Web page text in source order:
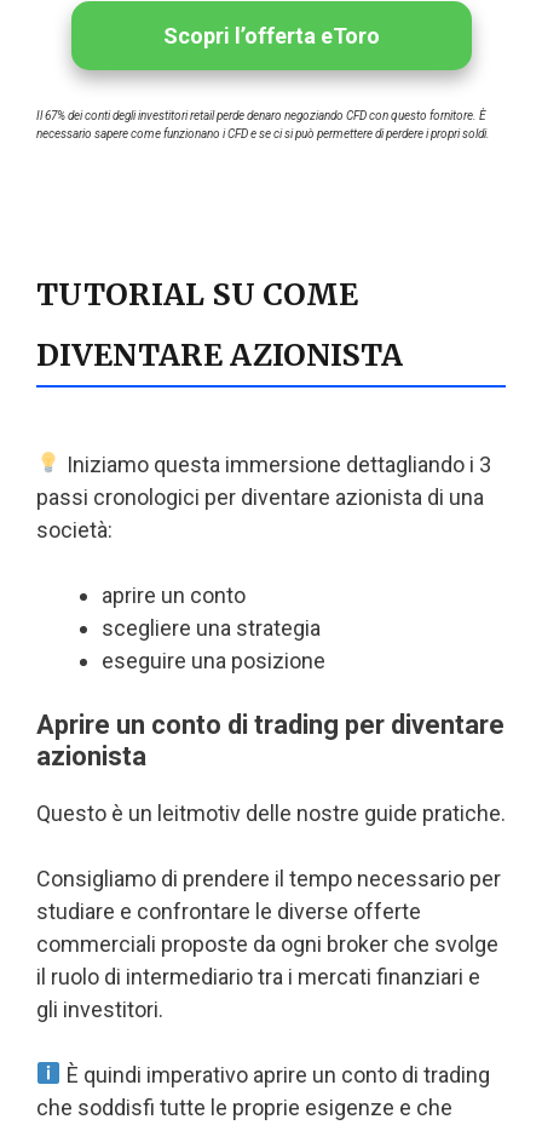
Scopri l’offerta eToro
Il 67% dei conti degli investitori retail perde denaro negoziando CFD con questo fornitore. È
necessario sapere come funzionano i CFD e se ci si può permettere di perdere i propri soldi.
TUTORIAL SU COME
DIVENTARE AZIONISTA
Iniziamo questa immersione dettagliando i 3
passi cronologici per diventare azionista di una
società:
aprire un conto
scegliere una strategia
eseguire una posizione
Aprire un conto di trading per diventare
azionista
Questo è un leitmotiv delle nostre guide pratiche.
Consigliamo di prendere il tempo necessario per
studiare e confrontare le diverse offerte
commerciali proposte da ogni broker che svolge
il ruolo di intermediario tra i mercati finanziari e
gli investitori.
È quindi imperativo aprire un conto di trading
che soddisfi tutte le proprie esigenze e che